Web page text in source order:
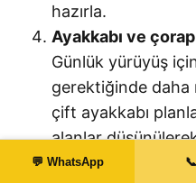
hazırla.
Ayakkabı ve
Günlük yürüyüş
gerektiğinde daha
çift ayakkabı
alanlar
stoğu hazırla.
💬 WhatsApp